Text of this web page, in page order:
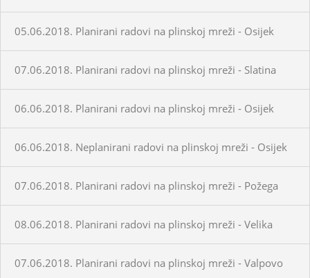
05.06.2018. Planirani radovi na plinskoj mreži - Osijek
07.06.2018. Planirani radovi na plinskoj mreži - Slatina
06.06.2018. Planirani radovi na plinskoj mreži - Osijek
06.06.2018. Neplanirani radovi na plinskoj mreži - Osijek
07.06.2018. Planirani radovi na plinskoj mreži - Požega
08.06.2018. Planirani radovi na plinskoj mreži - Velika
07.06.2018. Planirani radovi na plinskoj mreži - Valpovo